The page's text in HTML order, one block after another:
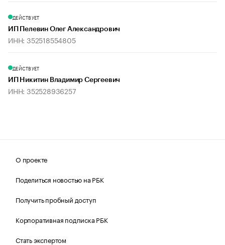
ДЕЙСТВУЕТ
ИП Пелевин Олег Александрович
ИНН: 352518554805
ДЕЙСТВУЕТ
ИП Никитин Владимир Сергеевич
ИНН: 352528936257
О проекте
Поделиться новостью на РБК
Получить пробный доступ
Корпоративная подписка РБК
Стать экспертом